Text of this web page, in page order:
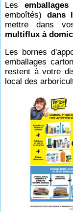
Lesemballages
emboîtés) dans
mettre dans
multiflux à
Les bornes
emballages
restent à votre
local des